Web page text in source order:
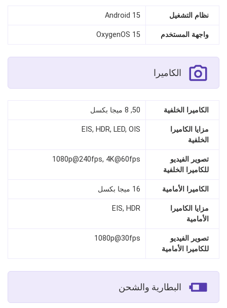
نظام التشغيل Android 15
واجهة المستخدم OxygenOS 15
الكاميرا
الكاميرا الخلفية 50, 8 ميجا بكسل
مزايا الكاميرا
الخلفية
EIS, HDR, LED, OIS
تصوير الفيديو
للكاميرا الخلفية
1080p@240fps, 4K@60fps
الكاميرا الأمامية 16 ميجا بكسل
مزايا الكاميرا
الأمامية
EIS, HDR
تصوير الفيديو
للكاميرا الأمامية
1080p@30fps
البطارية والشحن